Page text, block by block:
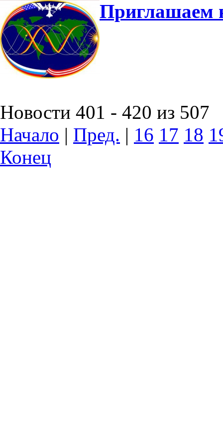
Приглашаем
Новости 401 - 420 из 507
Начало | Пред. | 16 17 18
Конец